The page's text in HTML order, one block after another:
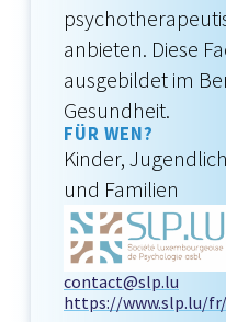
anbieten. Diese
ausgebildet im
Gesundheit.
FÜR WEN?
Kinder,
und Familien
contact@slp.lu
https://www.slp.lu/fr/